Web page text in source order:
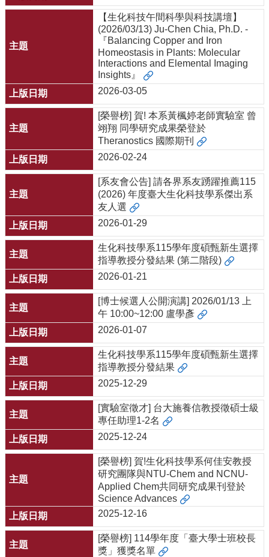
【生化科技午間科學與科技講壇】
(2026/03/13) Ju-Chen Chia, Ph.D. -
『Balancing Copper and Iron
Homeostasis in Plants: Molecular
Interactions and Elemental Imaging
Insights』
2026-03-05
[榮譽榜] 賀! 本系黃楓婷老師實驗室 曾
翊翔 同學研究成果榮登於
Theranostics 國際期刊
2026-02-24
[系友會公告] 請各界系友踴躍推薦115
(2026) 年度臺大生化科技學系傑出系
友人選
2026-01-29
生化科技學系115學年度碩甄新生選擇
指導教授分發結果 (第二階段)
2026-01-21
[博士候選人公開演講] 2026/01/13 上
午 10:00~12:00 盧學彥
2026-01-07
生化科技學系115學年度碩甄新生選擇
指導教授分發結果
2025-12-29
[實驗室徵才] 台大施養信教授徵碩士級
專任助理1-2名
2025-12-24
[榮譽榜] 賀!⽣化科技學系何佳安教授
研究團隊與NTU-Chem and NCNU-
Applied Chem共同研究成果刊登於
Science Advances
2025-12-16
[榮譽榜] 114學年度「臺大學士班校長
獎」獲獎名單